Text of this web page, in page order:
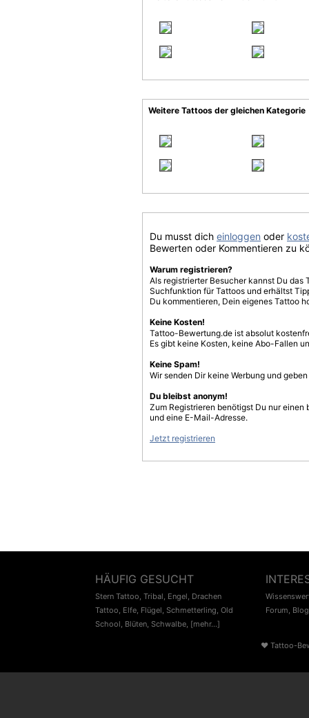
Weitere Tattoos der gleichen Kategorie
Du musst dich einloggen oder
Bewerten oder Kommentieren zu
Warum registrieren?
Als registrierter Besucher kannst Du
Suchfunktion für Tattoos und erhältst
Du kommentieren, Dein eigenes Tattoo
Keine Kosten!
Tattoo-Bewertung.de ist absolut
Es gibt keine Kosten, keine Abo-Fallen
Keine Spam!
Wir senden Dir keine Werbung und
Du bleibst anonym!
Zum Registrieren benötigst Du nur einen
und eine E-Mail-Adresse.
Jetzt registrieren
HÄUFIG GESUCHT
Stern Tattoo, Tribal, Engel, Drachen
Tattoo, Elfe, Flügel, Schmetterling, Old
School, Blüten, Schwalbe, [mehr...]
Forum, Blog
♥ Tattoo-